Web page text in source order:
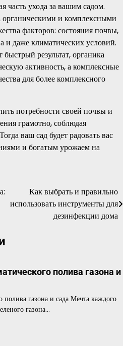
часть ухода за вашим садом.
и комплексными
факторов: состояния почвы,
и даже климатических условий.
результат, органика
активность, а комплексные
для более комплексного
потребности своей почвы и
грамотно, соблюдая
ваш сад будет радовать вас
и богатым урожаем на
Как выбрать и правильно
использовать инструменты для
дезинфекции дома
полива газона и
полива газона и сада Мечта каждого
газона…